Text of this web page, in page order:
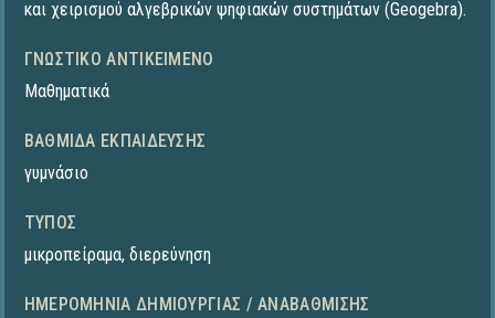
και χειρισμού αλγεβρικών ψηφιακών συστημάτων (Geogebra).
ΓΝΩΣΤΙΚΌ ΑΝΤΙΚΕΊΜΕΝΟ
Μαθηματικά
ΒΑΘΜΊΔΑ ΕΚΠΑΊΔΕΥΣΗΣ
γυμνάσιο
ΤΎΠΟΣ
μικροπείραμα, διερεύνηση
ΗΜΕΡΟΜΗΝΊΑ ΔΗΜΙΟΥΡΓΊΑΣ / ΑΝΑΒΆΘΜΙΣΗΣ